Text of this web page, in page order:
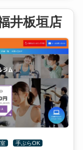
井板垣店
手ぶらOK